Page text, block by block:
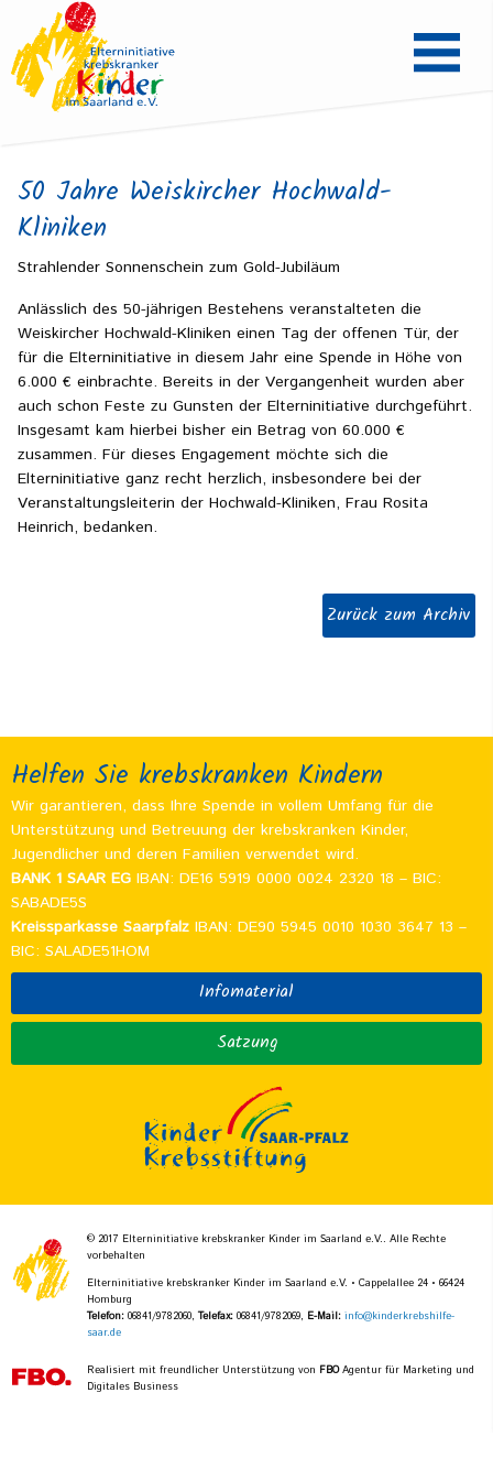
50 Jahre Weiskircher Hochwald-
Kliniken
Strahlender Sonnenschein zum Gold-Jubiläum
Anlässlich des 50-jährigen Bestehens veranstalteten die
Weiskircher Hochwald-Kliniken einen Tag der offenen Tür, der
für die Elterninitiative in diesem Jahr eine Spende in Höhe von
6.000 € einbrachte. Bereits in der Vergangenheit wurden aber
auch schon Feste zu Gunsten der Elterninitiative durchgeführt.
Insgesamt kam hierbei bisher ein Betrag von 60.000 €
zusammen. Für dieses Engagement möchte sich die
Elterninitiative ganz recht herzlich, insbesondere bei der
Veranstaltungsleiterin der Hochwald-Kliniken, Frau Rosita
Heinrich, bedanken.
Zurück zum Archiv
Helfen Sie krebskranken Kindern
Wir garantieren, dass Ihre Spende in vollem Umfang für die
Unterstützung und Betreuung der krebskranken Kinder,
Jugendlicher und deren Familien verwendet wird.
BANK 1 SAAR EG IBAN: DE16 5919 0000 0024 2320 18 – BIC:
SABADE5S
Kreissparkasse Saarpfalz IBAN: DE90 5945 0010 1030 3647 13 –
BIC: SALADE51HOM
Infomaterial
Satzung
© 2017 Elterninitiative krebskranker Kinder im Saarland e.V.. Alle Rechte
vorbehalten
Elterninitiative krebskranker Kinder im Saarland e.V. • Cappelallee 24 • 66424
Homburg
Telefon: 06841/9782060,Telefax: 06841/9782069, E-Mail: info@kinderkrebshilfe-
saar.de
Realisiert mit freundlicher Unterstützung von FBOAgentur für Marketing und
Digitales Business